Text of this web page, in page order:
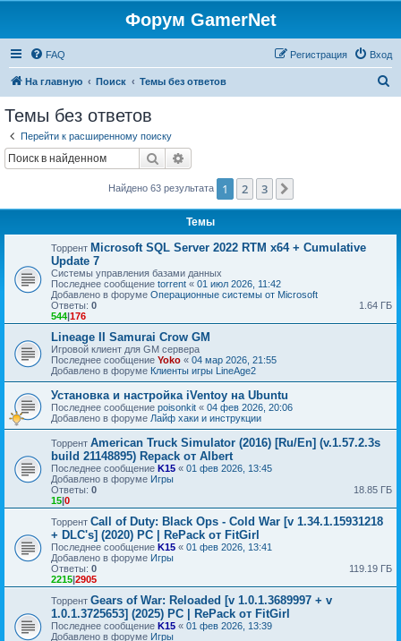
Форум GamerNet
FAQ Вход
Регистрация
На главную Поиск Темы без ответов
Темы без ответов
Перейти к расширенному поиску
Поиск
Найдено 63 результата 1 2 3
Темы
Торрент Microsoft SQL Server 2022 RTM x64 + Cumulative
Update 7
Системы управления базами данных
Последнее сообщение torrent « 01 июл 2026, 11:42
Добавлено в форуме Операционные системы от Microsoft
Ответы: 0
544|176
1.64 ГБ
Lineage II Samurai Crow GM
Игровой клиент для GM сервера
Последнее сообщение Yoko « 04 мар 2026, 21:55
Добавлено в форуме Клиенты игры LineAge2
Установка и настройка iVentoy на Ubuntu
Последнее сообщение poisonkit « 04 фев 2026, 20:06
Добавлено в форуме Лайф хаки и инструкции
Торрент American Truck Simulator (2016) [Ru/En] (v.1.57.2.3s
build 21148895) Repack от Albert
Последнее сообщение K15 « 01 фев 2026, 13:45
Добавлено в форуме Игры
Ответы: 0
15|0
18.85 ГБ
Торрент Call of Duty: Black Ops - Cold War [v 1.34.1.15931218
+ DLC's] (2020) PC | RePack от FitGirl
Последнее сообщение K15 « 01 фев 2026, 13:41
Добавлено в форуме Игры
Ответы: 0
2215|2905
119.19 ГБ
Торрент Gears of War: Reloaded [v 1.0.1.3689997 + v
1.0.1.3725653] (2025) PC | RePack от FitGirl
Последнее сообщение K15 « 01 фев 2026, 13:39
Добавлено в форуме Игры